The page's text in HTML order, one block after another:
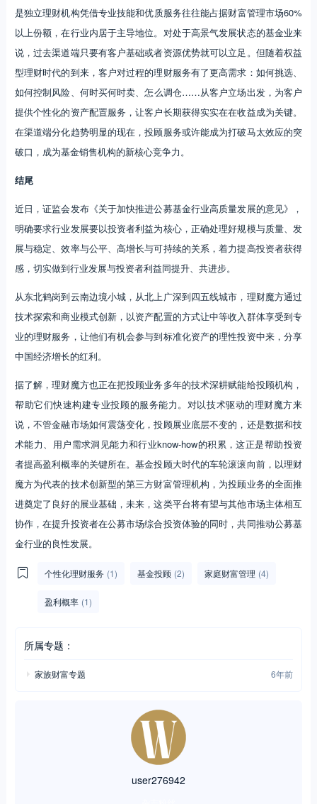
是独立理财机构凭借专业技能和优质服务往往能占据财富管理市场60%
以上份额，在行业内居于主导地位。对处于高景气发展状态的基金业来
说，过去渠道端只要有客户基础或者资源优势就可以立足。但随着权益
型理财时代的到来，客户对过程的理财服务有了更高需求：如何挑选、
如何控制风险、何时买何时卖、怎么调仓……从客户立场出发，为客户
提供个性化的资产配置服务，让客户长期获得实实在在收益成为关键。
在渠道端分化趋势明显的现在，投顾服务或许能成为打破马太效应的突
破口，成为基金销售机构的新核心竞争力。
结尾
近日，证监会发布《关于加快推进公募基金行业高质量发展的意见》，
明确要求行业发展要以投资者利益为核心，正确处理好规模与质量、发
展与稳定、效率与公平、高增长与可持续的关系，着力提高投资者获得
感，切实做到行业发展与投资者利益同提升、共进步。
从东北鹤岗到云南边境小城，从北上广深到四五线城市，理财魔方通过
技术探索和商业模式创新，以资产配置的方式让中等收入群体享受到专
业的理财服务，让他们有机会参与到标准化资产的理性投资中来，分享
中国经济增长的红利。
据了解，理财魔方也正在把投顾业务多年的技术深耕赋能给投顾机构，
帮助它们快速构建专业投顾的服务能力。对以技术驱动的理财魔方来
说，不管金融市场如何震荡变化，投顾展业底层不变的，还是数据和技
术能力、用户需求洞见能力和行业know-how的积累，这正是帮助投资
者提高盈利概率的关键所在。基金投顾大时代的车轮滚滚向前，以理财
魔方为代表的技术创新型的第三方财富管理机构，为投顾业务的全面推
进奠定了良好的展业基础，未来，这类平台将有望与其他市场主体相互
协作，在提升投资者在公募市场综合投资体验的同时，共同推动公募基
金行业的良性发展。
个性化理财服务 (1) 基金投顾 (2) 家庭财富管理 (4)
盈利概率 (1)
所属专题：
家族财富专题 6年前
user276942